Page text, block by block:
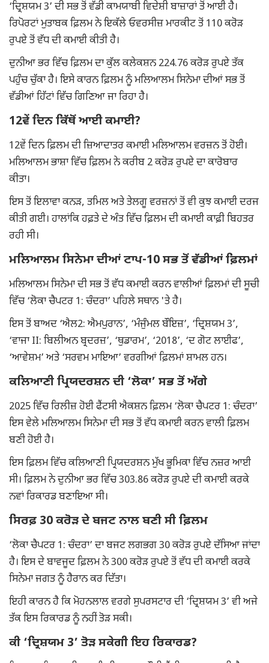
‘ਦ੍ਰਿਸ਼ਯਮ 3’ ਦੀ ਸਭ ਤੋਂ ਵੱਡੀ ਕਾਮਯਾਬੀ ਵਿਦੇਸ਼ੀ ਬਾਜ਼ਾਰਾਂ ਤੋਂ ਆਈ ਹੈ।
ਰਿਪੋਰਟਾਂ ਮੁਤਾਬਕ ਫ਼ਿਲਮ ਨੇ ਇਕੱਲੇ ਓਵਰਸੀਜ਼ ਮਾਰਕੀਟ ਤੋਂ 110 ਕਰੋੜ
ਰੁਪਏ ਤੋਂ ਵੱਧ ਦੀ ਕਮਾਈ ਕੀਤੀ ਹੈ।
ਦੁਨੀਆ ਭਰ ਵਿੱਚ ਫ਼ਿਲਮ ਦਾ ਕੁੱਲ ਕਲੇਕਸ਼ਨ 224.76 ਕਰੋੜ ਰੁਪਏ ਤੱਕ
ਪਹੁੰਚ ਚੁੱਕਾ ਹੈ। ਇਸੇ ਕਾਰਨ ਫ਼ਿਲਮ ਨੂੰ ਮਲਿਆਲਮ ਸਿਨੇਮਾ ਦੀਆਂ ਸਭ ਤੋਂ
ਵੱਡੀਆਂ ਹਿੱਟਾਂ ਵਿੱਚ ਗਿਣਿਆ ਜਾ ਰਿਹਾ ਹੈ।
12ਵੇਂ ਦਿਨ ਕਿੱਥੋਂ ਆਈ ਕਮਾਈ?
12ਵੇਂ ਦਿਨ ਫ਼ਿਲਮ ਦੀ ਜ਼ਿਆਦਾਤਰ ਕਮਾਈ ਮਲਿਆਲਮ ਵਰਜ਼ਨ ਤੋਂ ਹੋਈ।
ਮਲਿਆਲਮ ਭਾਸ਼ਾ ਵਿੱਚ ਫ਼ਿਲਮ ਨੇ ਕਰੀਬ 2 ਕਰੋੜ ਰੁਪਏ ਦਾ ਕਾਰੋਬਾਰ
ਕੀਤਾ।
ਇਸ ਤੋਂ ਇਲਾਵਾ ਕਨੜ, ਤਮਿਲ ਅਤੇ ਤੇਲਗੂ ਵਰਜ਼ਨਾਂ ਤੋਂ ਵੀ ਕੁਝ ਕਮਾਈ ਦਰਜ
ਕੀਤੀ ਗਈ। ਹਾਲਾਂਕਿ ਹਫ਼ਤੇ ਦੇ ਅੰਤ ਵਿੱਚ ਫ਼ਿਲਮ ਦੀ ਕਮਾਈ ਕਾਫ਼ੀ ਬਿਹਤਰ
ਰਹੀ ਸੀ।
ਮਲਿਆਲਮ ਸਿਨੇਮਾ ਦੀਆਂ ਟਾਪ-10 ਸਭ ਤੋਂ ਵੱਡੀਆਂ ਫ਼ਿਲਮਾਂ
ਮਲਿਆਲਮ ਸਿਨੇਮਾ ਦੀ ਸਭ ਤੋਂ ਵੱਧ ਕਮਾਈ ਕਰਨ ਵਾਲੀਆਂ ਫ਼ਿਲਮਾਂ ਦੀ ਸੂਚੀ
ਵਿੱਚ ‘ਲੋਕਾ ਚੈਪਟਰ 1: ਚੰਦਰਾ’ ਪਹਿਲੇ ਸਥਾਨ 'ਤੇ ਹੈ।
ਇਸ ਤੋਂ ਬਾਅਦ ‘ਐਲ2: ਐਮਪੁਰਾਨ’, ‘ਮੰਜੁੰਮਲ ਬੌਇਜ਼’, ‘ਦ੍ਰਿਸ਼ਯਮ 3’,
‘ਵਾਜਾ II: ਬਿਲੀਅਨ ਬ੍ਰਦਰਜ਼’, ‘ਥੁਡਾਰਮ’, ‘2018’, ‘ਦ ਗੋਟ ਲਾਈਫ’,
‘ਆਵੇਸ਼ਮ’ ਅਤੇ ‘ਸਰਵਮ ਮਾਇਆ’ ਵਰਗੀਆਂ ਫ਼ਿਲਮਾਂ ਸ਼ਾਮਲ ਹਨ।
ਕਲਿਆਣੀ ਪ੍ਰਿਯਦਰਸ਼ਨ ਦੀ ‘ਲੋਕਾ’ ਸਭ ਤੋਂ ਅੱਗੇ
2025 ਵਿੱਚ ਰਿਲੀਜ਼ ਹੋਈ ਫੈਂਟਸੀ ਐਕਸ਼ਨ ਫ਼ਿਲਮ ‘ਲੋਕਾ ਚੈਪਟਰ 1: ਚੰਦਰਾ’
ਇਸ ਵੇਲੇ ਮਲਿਆਲਮ ਸਿਨੇਮਾ ਦੀ ਸਭ ਤੋਂ ਵੱਧ ਕਮਾਈ ਕਰਨ ਵਾਲੀ ਫ਼ਿਲਮ
ਬਣੀ ਹੋਈ ਹੈ।
ਇਸ ਫ਼ਿਲਮ ਵਿੱਚ ਕਲਿਆਣੀ ਪ੍ਰਿਯਦਰਸ਼ਨ ਮੁੱਖ ਭੂਮਿਕਾ ਵਿੱਚ ਨਜ਼ਰ ਆਈ
ਸੀ। ਫ਼ਿਲਮ ਨੇ ਦੁਨੀਆ ਭਰ ਵਿੱਚ 303.86 ਕਰੋੜ ਰੁਪਏ ਦੀ ਕਮਾਈ ਕਰਕੇ
ਨਵਾਂ ਰਿਕਾਰਡ ਬਣਾਇਆ ਸੀ।
ਸਿਰਫ਼ 30 ਕਰੋੜ ਦੇ ਬਜਟ ਨਾਲ ਬਣੀ ਸੀ ਫ਼ਿਲਮ
‘ਲੋਕਾ ਚੈਪਟਰ 1: ਚੰਦਰਾ’ ਦਾ ਬਜਟ ਲਗਭਗ 30 ਕਰੋੜ ਰੁਪਏ ਦੱਸਿਆ ਜਾਂਦਾ
ਹੈ। ਇਸ ਦੇ ਬਾਵਜੂਦ ਫ਼ਿਲਮ ਨੇ 300 ਕਰੋੜ ਰੁਪਏ ਤੋਂ ਵੱਧ ਦੀ ਕਮਾਈ ਕਰਕੇ
ਸਿਨੇਮਾ ਜਗਤ ਨੂੰ ਹੈਰਾਨ ਕਰ ਦਿੱਤਾ।
ਇਹੀ ਕਾਰਨ ਹੈ ਕਿ ਮੋਹਨਲਾਲ ਵਰਗੇ ਸੁਪਰਸਟਾਰ ਦੀ ‘ਦ੍ਰਿਸ਼ਯਮ 3’ ਵੀ ਅਜੇ
ਤੱਕ ਇਸ ਰਿਕਾਰਡ ਨੂੰ ਨਹੀਂ ਤੋੜ ਸਕੀ।
ਕੀ ‘ਦ੍ਰਿਸ਼ਯਮ 3’ ਤੋੜ ਸਕੇਗੀ ਇਹ ਰਿਕਾਰਡ?